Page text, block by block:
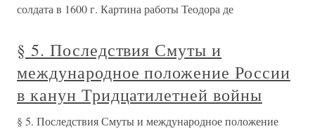
солдата в 1600 г. Картина работы Теодора де
§ 5. Последствия Смуты и
международное положение России
в канун Тридцатилетней войны
§ 5. Последствия Смуты и международное положение